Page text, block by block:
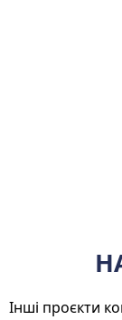
Інші проєкти